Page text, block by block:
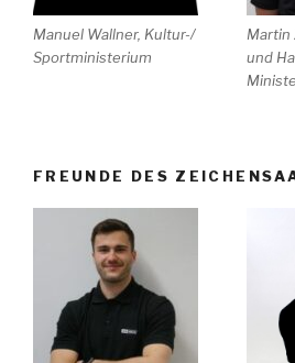
Manuel Wallner, Kultur-/
Sportministerium
Martin
und
FREUNDE DES